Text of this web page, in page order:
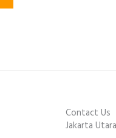
Contact Us
Jakarta